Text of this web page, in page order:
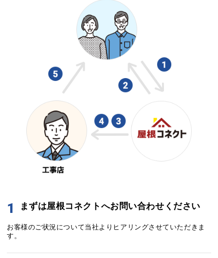
1 まずは屋根コネクトへお問い合わせください
お客様のご状況について当社よりヒアリングさせていただきま
す。